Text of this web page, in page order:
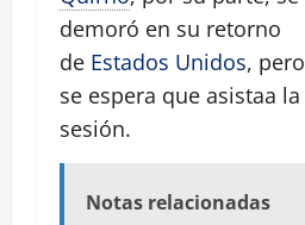
demoró en su retorno
de Estados Unidos, pero
se espera que asistaa la
sesión.
Notas relacionadas